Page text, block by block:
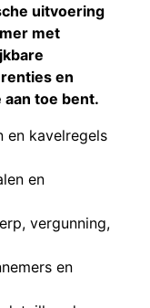
uitvoering
met
en
toe bent.
en kavelregels
en
vergunning,
en